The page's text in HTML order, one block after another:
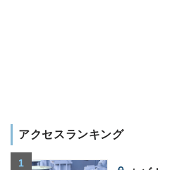
アクセスランキング